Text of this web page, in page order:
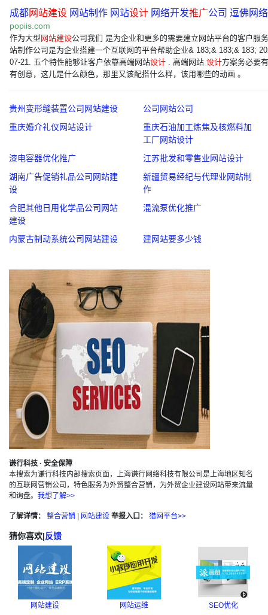
成都网站建设 网站制作 网站设计 网络开发推广公司 逗佛网络
popiis.com
作为大型 网站建设公司我们 是为企业和更多的需要建立网站平台的客户服
站制作公司是为企业搭建一个互联网的平台帮助企业& 183;& 183;& 183;
07-21. 五个特性能够让客户依靠高端网站设计 . 高端网站 设计方案务必要
有创意，这儿是什么颜色，那里又该配搭什么样，该用哪些的动画 。
贵州变形缝装置公司网站建设
公司网站公司
重庆婚介礼仪网站设计
重庆石油加工炼焦及核燃料加
工厂网站设计
漆电容器优化推广
江苏批发和零售业网站设计
湖南广告促销礼品公司网站建
设
新疆贸易经纪与代理业网站制
作
合肥其他日用化学品公司网站
建设
混流泵优化推广
内蒙古制动系统公司网站建设 建网站要多少钱
谦行科技 · 安全保障
本搜索为谦行科技内部搜索页面，上海谦行网络科技有限公司是上海地区知名
的互联网营销公司，特色服务为外贸整合营销，为外贸企业建设网站带来流量
和询盘。 我想了解>>
了解详情： 整合营销 网站建设 举报入口： 猎网平台>>
猜你喜欢|反馈
网站建设 网站运维 SEO优化